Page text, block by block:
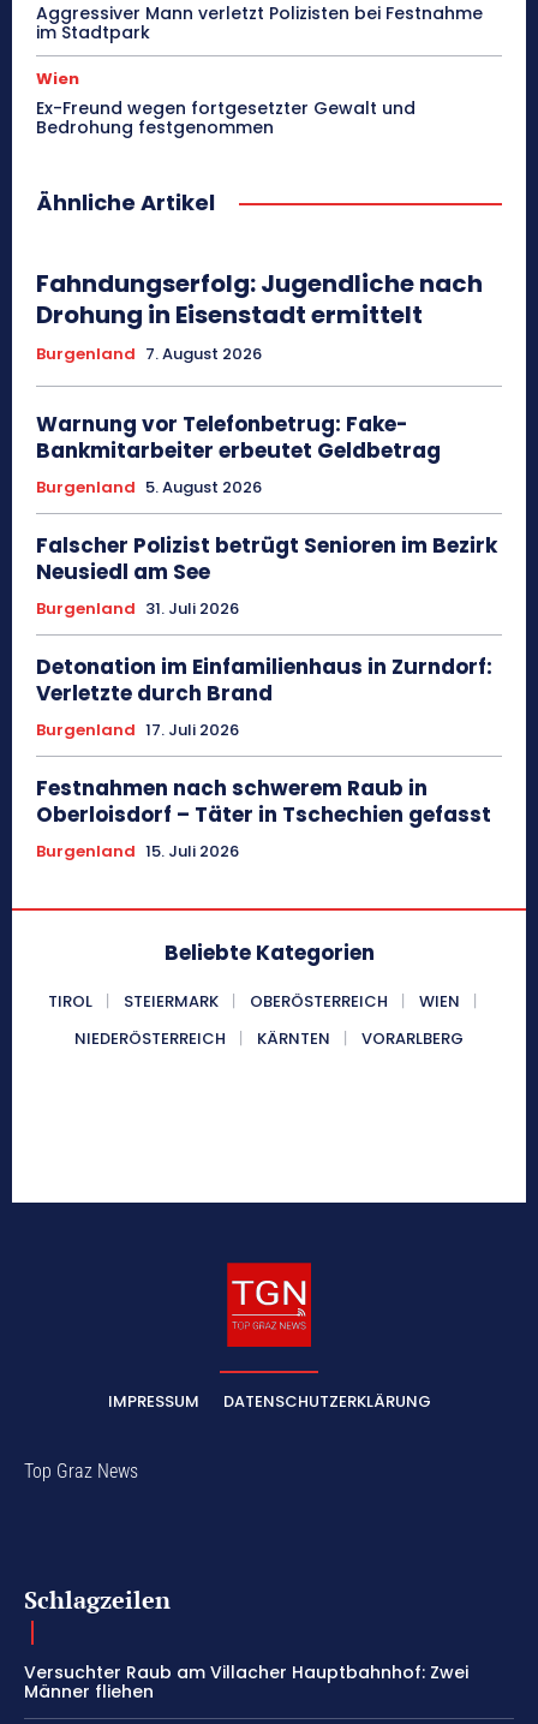
Aggressiver Mann verletzt Polizisten bei Festnahme
im Stadtpark
Wien
Ex-Freund wegen fortgesetzter Gewalt und
Bedrohung festgenommen
Ähnliche Artikel
Fahndungserfolg: Jugendliche nach
Drohung in Eisenstadt ermittelt
Burgenland 7. August 2026
Warnung vor Telefonbetrug: Fake-
Bankmitarbeiter erbeutet Geldbetrag
Burgenland 5. August 2026
Falscher Polizist betrügt Senioren im Bezirk
Neusiedl am See
Burgenland 31. Juli 2026
Detonation im Einfamilienhaus in Zurndorf:
Verletzte durch Brand
Burgenland 17. Juli 2026
Festnahmen nach schwerem Raub in
Oberloisdorf – Täter in Tschechien gefasst
Burgenland 15. Juli 2026
Beliebte Kategorien
TIROL STEIERMARK OBERÖSTERREICH
WIEN
NIEDERÖSTERREICH
KÄRNTEN VORARLBERG
IMPRESSUM DATENSCHUTZERKLÄRUNG
Top Graz News
Schlagzeilen
Versuchter Raub am Villacher Hauptbahnhof: Zwei
Männer fliehen